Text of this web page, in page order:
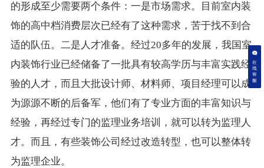
的形成至少需要两个条件：一是市场需求。目前室内装
饰的高中档消费层次已经有了这种需求，苦于找不到合
适的队伍。二是人才准备。经过20多年的发展，我国室
内装饰行业已经储备了一批具有较高学历与丰富实践经
验的人才，而且大批设计师、材料师、项目经理可以成
为源源不断的后备军，他们有了专业方面的丰富知识与
经验，再经过专门的监理业务培训，就可以转为监理人
才。而且，有些装饰公司经过改造转型，也可以整体转
为监理企业。